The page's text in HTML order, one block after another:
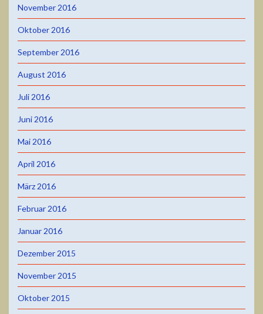
November 2016
Oktober 2016
September 2016
August 2016
Juli 2016
Juni 2016
Mai 2016
April 2016
März 2016
Februar 2016
Januar 2016
Dezember 2015
November 2015
Oktober 2015